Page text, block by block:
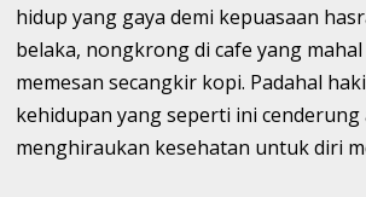
hidup yang gaya demi kepuasaan
belaka, nongkrong di cafe yang
memesan secangkir kopi. Padahal
kehidupan yang seperti ini cenderung
menghiraukan kesehatan untuk diri